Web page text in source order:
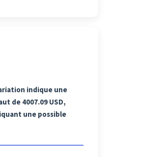
indique une
de 4007.09 USD,
une possible